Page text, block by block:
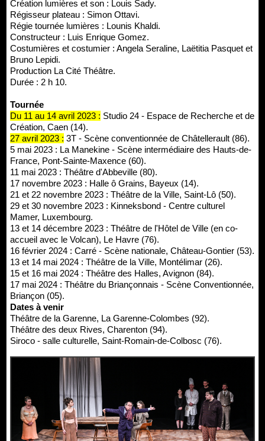
Création lumières et son : Louis Sady.
Régisseur plateau : Simon Ottavi.
Régie tournée lumières : Lounis Khaldi.
Constructeur : Luis Enrique Gomez.
Costumières et costumier : Angela Seraline, Laëtitia Pasquet et
Bruno Lepidi.
Production La Cité Théâtre.
Durée : 2 h 10.
Tournée
Du 11 au 14 avril 2023 : Studio 24 - Espace de Recherche et de
Création, Caen (14).
27 avril 2023 : 3T - Scène conventionnée de Châtellerault (86).
5 mai 2023 : La Manekine - Scène intermédiaire des Hauts-de-
France, Pont-Sainte-Maxence (60).
11 mai 2023 : Théâtre d'Abbeville (80).
17 novembre 2023 : Halle ô Grains, Bayeux (14).
21 et 22 novembre 2023 : Théâtre de la Ville, Saint-Lô (50).
29 et 30 novembre 2023 : Kinneksbond - Centre culturel
Mamer, Luxembourg.
13 et 14 décembre 2023 : Théâtre de l'Hôtel de Ville (en co-
accueil avec le Volcan), Le Havre (76).
16 février 2024 : Carré - Scène nationale, Château-Gontier (53).
13 et 14 mai 2024 : Théâtre de la Ville, Montélimar (26).
15 et 16 mai 2024 : Théâtre des Halles, Avignon (84).
17 mai 2024 : Théâtre du Briançonnais - Scène Conventionnée,
Briançon (05).
Dates à venir
Théâtre de la Garenne, La Garenne-Colombes (92).
Théâtre des deux Rives, Charenton (94).
Siroco - salle culturelle, Saint-Romain-de-Colbosc (76).